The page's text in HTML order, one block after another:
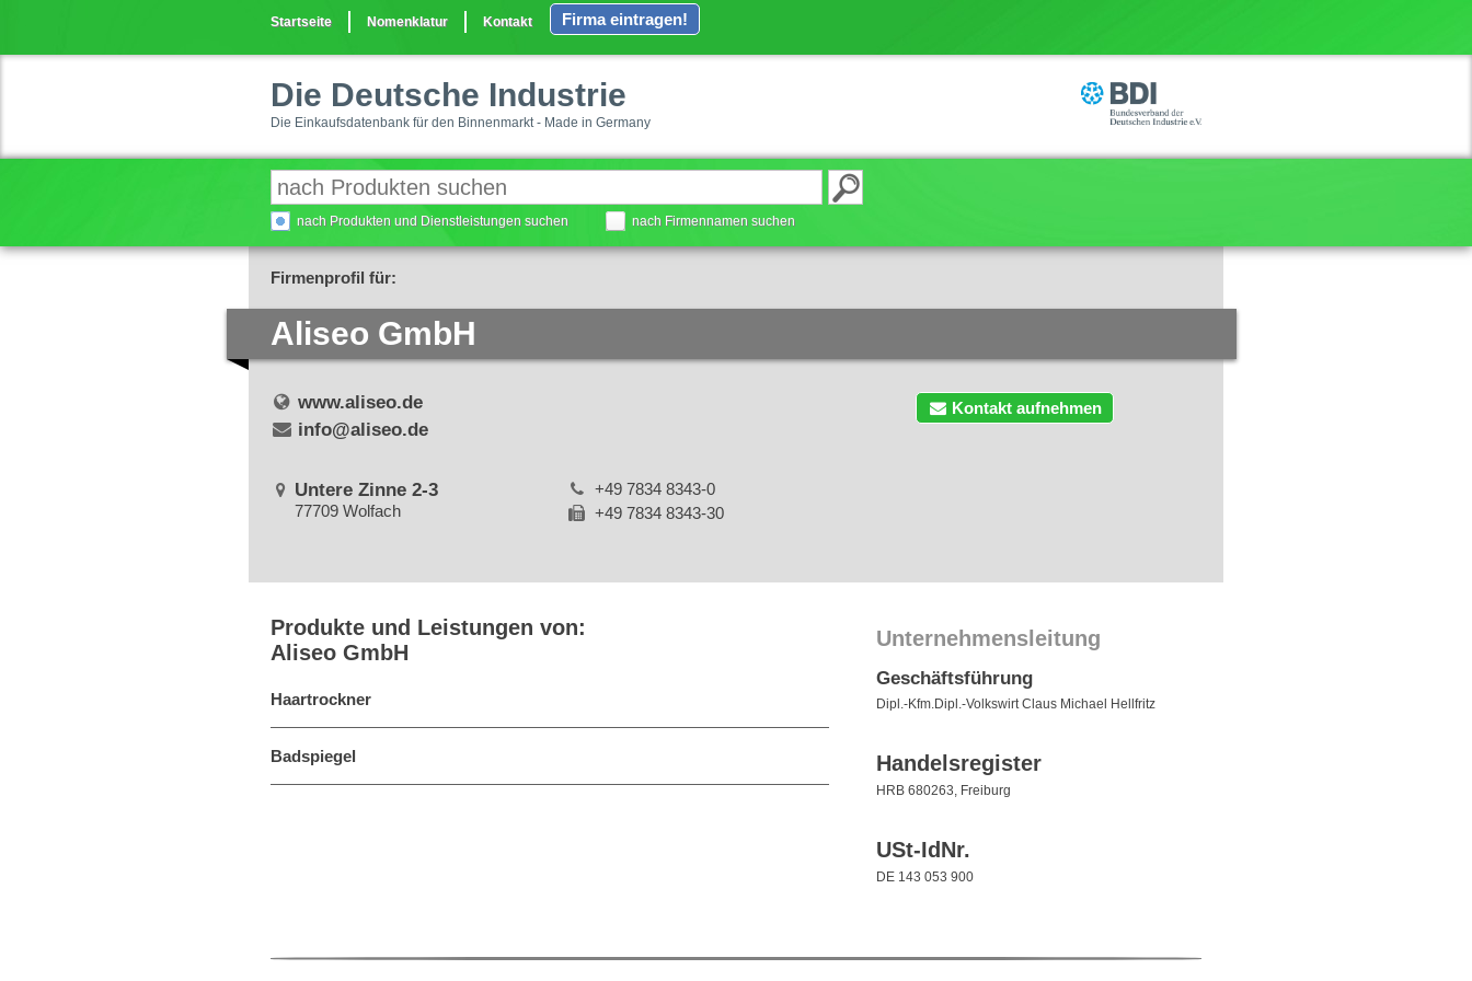
Startseite Nomenklatur Kontakt Firma eintragen!
Die Deutsche Industrie
Die Einkaufsdatenbank für den Binnenmarkt - Made in Germany
nach Produkten und Dienstleistungen suchen nach Firmennamen suchen
Firmenprofil für:
Aliseo GmbH
Kontakt aufnehmen
www.aliseo.de
info@aliseo.de
Untere Zinne 2-3
77709 Wolfach
+49 7834 8343-0
+49 7834 8343-30
Produkte und Leistungen von:
Aliseo GmbH
Haartrockner
Badspiegel
Unternehmensleitung
Geschäftsführung
Dipl.-Kfm.Dipl.-Volkswirt Claus Michael Hellfritz
Handelsregister
HRB 680263, Freiburg
USt-IdNr.
DE 143 053 900